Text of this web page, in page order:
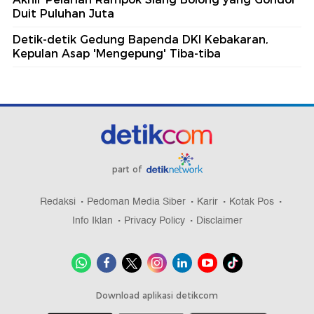
Duit Puluhan Juta
Detik-detik Gedung Bapenda DKI Kebakaran,
Kepulan Asap 'Mengepung' Tiba-tiba
part of
Redaksi Pedoman Media Siber Karir
Kotak Pos
Info Iklan
Privacy Policy Disclaimer
Download aplikasi detikcom